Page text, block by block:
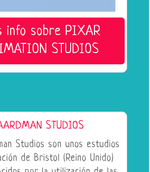
info sobre PIXAR
STUDIOS
STUDIOS
Studios son unos estudios
de Bristol (Reino Unido)